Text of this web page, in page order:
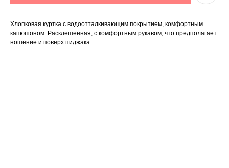
Хлопковая куртка с водоотталкивающим покрытием, комфортным
капюшоном. Расклешенная, с комфортным рукавом, что предполагает
ношение и поверх пиджака.